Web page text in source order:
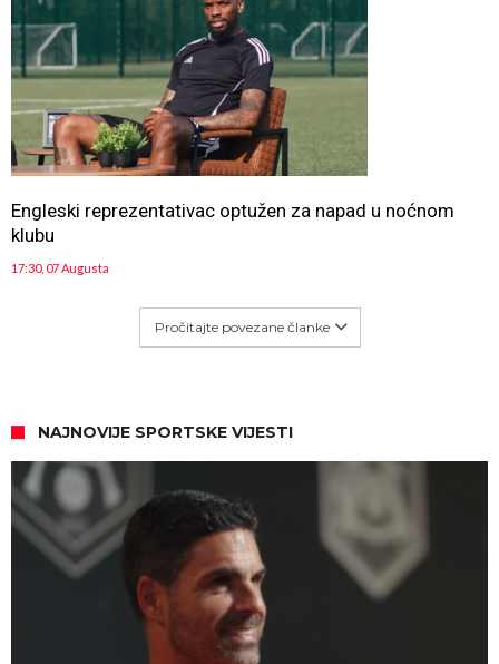
Engleski reprezentativac optužen za napad u noćnom
klubu
17:30, 07 Augusta
Pročitajte povezane članke
NAJNOVIJE SPORTSKE VIJESTI